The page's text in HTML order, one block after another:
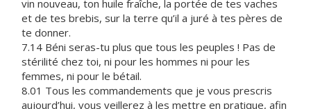
vin nouveau, ton huile fraîche, la portée de tes vaches
et de tes brebis, sur la terre qu’il a juré à tes pères de
te donner.
7.14 Béni seras-tu plus que tous les peuples ! Pas de
stérilité chez toi, ni pour les hommes ni pour les
femmes, ni pour le bétail.
8.01 Tous les commandements que je vous prescris
aujourd’hui, vous veillerez à les mettre en pratique, afin